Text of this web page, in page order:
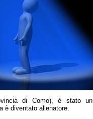
di Como), è stato un
è diventato allenatore.